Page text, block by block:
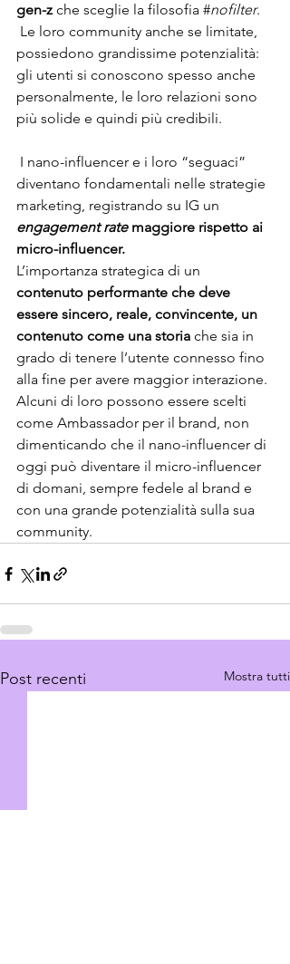
gen-z che sceglie la filosofia #nofilter.
possiedono grandissime potenzialità:
gli utenti si conoscono spesso anche
personalmente, le loro relazioni sono
più solide e quindi più credibili.
diventano fondamentali nelle strategie
marketing, registrando su IG un
engagement rate maggiore rispetto ai
micro-influencer.
L’importanza strategica di un
contenuto performante che deve
essere sincero, reale, convincente, un
contenuto come una storia che sia in
grado di tenere l’utente connesso fino
alla fine per avere maggior interazione.
Alcuni di loro possono essere scelti
come Ambassador per il brand, non
dimenticando che il nano-influencer di
oggi può diventare il micro-influencer
di domani, sempre fedele al brand e
con una grande potenzialità sulla sua
community.
Post recenti Mostra tutti